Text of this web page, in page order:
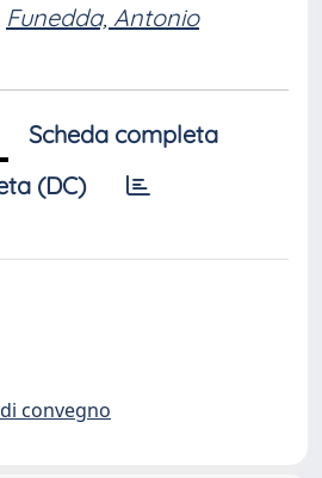
Funedda, Antonio
Scheda completa
(DC)
convegno